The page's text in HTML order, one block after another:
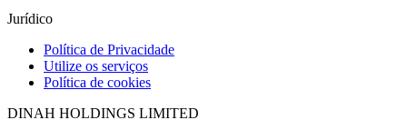
Jurídico
Política de Privacidade
Utilize os serviços
Política de cookies
DINAH HOLDINGS LIMITED